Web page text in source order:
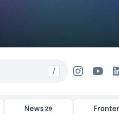
/
News29